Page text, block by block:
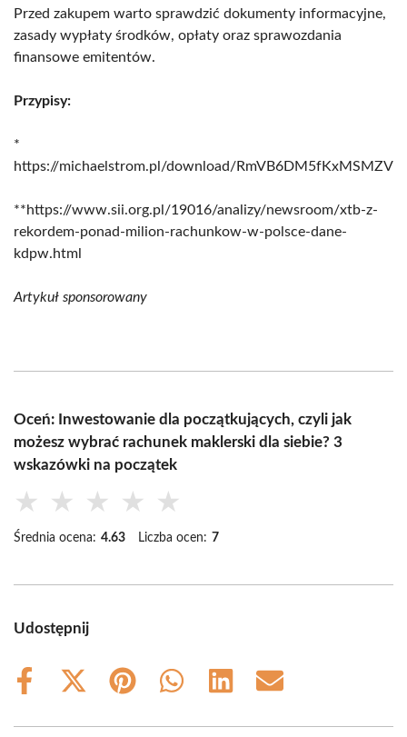
Przed zakupem warto sprawdzić dokumenty informacyjne,
zasady wypłaty środków, opłaty oraz sprawozdania
finansowe emitentów.
Przypisy:
*
https://michaelstrom.pl/download/RmVB6DM5fKxMSMZV
**https://www.sii.org.pl/19016/analizy/newsroom/xtb-z-
rekordem-ponad-milion-rachunkow-w-polsce-dane-
kdpw.html
Artykuł sponsorowany
Oceń: Inwestowanie dla początkujących, czyli jak
możesz wybrać rachunek maklerski dla siebie? 3
wskazówki na początek
★ ★ ★ ★ ★
Średnia ocena: 4.63 Liczba ocen: 7
Udostępnij
Share
Share
(Twitter)
Share
Share
Share
Share